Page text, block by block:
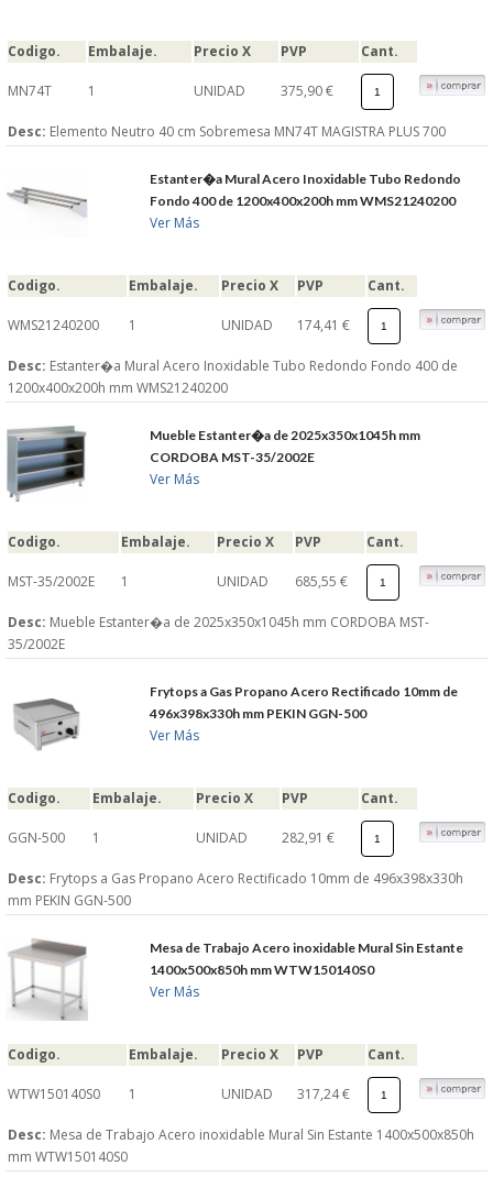
BLOG
CERRAR
S�GUENOS EN
TWITTER
© 2026 SUMINISTROSCEM
TODOS LOS DERECHOS RESERVADOS
Codigo. Embalaje. Precio X PVP Cant.
MN74T 1 UNIDAD 375,90 €
Desc: Elemento Neutro 40 cm Sobremesa MN74T MAGISTRA PLUS 700
Estanter�a Mural Acero Inoxidable Tubo Redondo
Fondo 400 de 1200x400x200h mm WMS21240200
Ver Más
Codigo. Embalaje. Precio X PVP Cant.
WMS21240200 1 UNIDAD 174,41 €
Desc: Estanter�a Mural Acero Inoxidable Tubo Redondo Fondo 400 de
1200x400x200h mm WMS21240200
Mueble Estanter�a de 2025x350x1045h mm
CORDOBA MST-35/2002E
Ver Más
Codigo. Embalaje. Precio X PVP Cant.
MST-35/2002E 1 UNIDAD 685,55 €
Desc: Mueble Estanter�a de 2025x350x1045h mm CORDOBA MST-
35/2002E
Frytops a Gas Propano Acero Rectificado 10mm de
496x398x330h mm PEKIN GGN-500
Ver Más
Codigo. Embalaje. Precio X PVP Cant.
GGN-500 1 UNIDAD 282,91 €
Desc: Frytops a Gas Propano Acero Rectificado 10mm de 496x398x330h
mm PEKIN GGN-500
Mesa de Trabajo Acero inoxidable Mural Sin Estante
1400x500x850h mm WTW150140S0
Ver Más
Codigo. Embalaje. Precio X PVP Cant.
WTW150140S0 1 UNIDAD 317,24 €
Desc: Mesa de Trabajo Acero inoxidable Mural Sin Estante 1400x500x850h
mm WTW150140S0